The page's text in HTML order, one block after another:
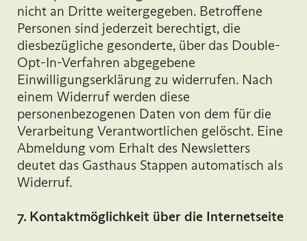
nicht an Dritte weitergegeben. Betroffene
Personen sind jederzeit berechtigt, die
diesbezügliche gesonderte, über das Double-
Opt-In-Verfahren abgegebene
Einwilligungserklärung zu widerrufen. Nach
einem Widerruf werden diese
personenbezogenen Daten von dem für die
Verarbeitung Verantwortlichen gelöscht. Eine
Abmeldung vom Erhalt des Newsletters
deutet das Gasthaus Stappen automatisch als
Widerruf.
7. Kontaktmöglichkeit über die Internetseite